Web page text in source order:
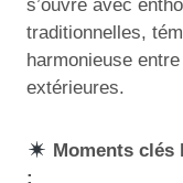
s’ouvre avec
traditionnelles,
harmonieuse
extérieures.
Moments
: